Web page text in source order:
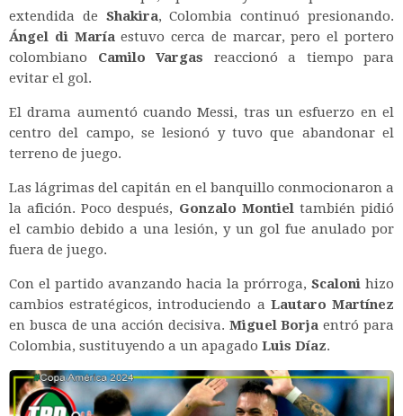
extendida de Shakira, Colombia continuó presionando.
Ángel di Maríaestuvo cerca de marcar, pero el portero
colombiano Camilo Vargas reaccionó a tiempo para
evitar el gol.
El drama aumentó cuando Messi, tras un esfuerzo en el
centro del campo, se lesionó y tuvo que abandonar el
terreno de juego.
Las lágrimas del capitán en el banquillo conmocionaron a
la afición. Poco después, Gonzalo Montieltambién pidió
el cambio debido a una lesión, y un gol fue anulado por
fuera de juego.
Con el partido avanzando hacia la prórroga, Scaloni hizo
cambios estratégicos, introduciendo a Lautaro Martínez
en busca de una acción decisiva. Miguel Borja entró para
Colombia, sustituyendo a un apagado Luis Díaz.